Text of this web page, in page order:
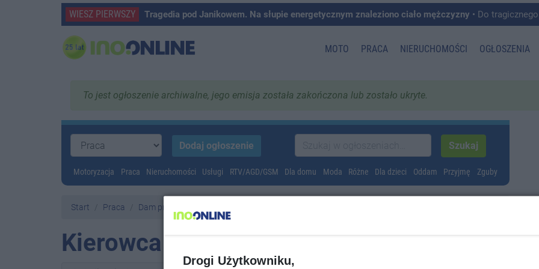
WIESZ PIERWSZY Tragedia pod Janikowem. Na słupie energetycznym znaleziono ciało mężczyzny • Do tragicznego zdarzenia doszło
MOTO PRACA NIERUCHOMOŚCI OGŁOSZENIA
To jest ogłoszenie archiwalne, jego emisja została zakończona lub zostało ukryte.
Motoryzacja Praca Nieruchomości Usługi RTV/AGD/GSM Dla domu Moda Różne Dla dzieci Oddam Przyjmę Zguby
Start Praca Dam pracę
Kierowca Kat C+E
Drogi Użytkowniku,